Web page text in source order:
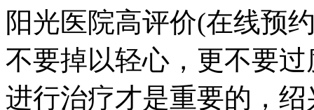
阳光医院高评价(在线预
不要掉以轻心，更不要
进行治疗才是重要的，